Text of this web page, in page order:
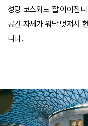
성당 코스와도 잘 이어집
공간 자체가 워낙 멋져서
니다.